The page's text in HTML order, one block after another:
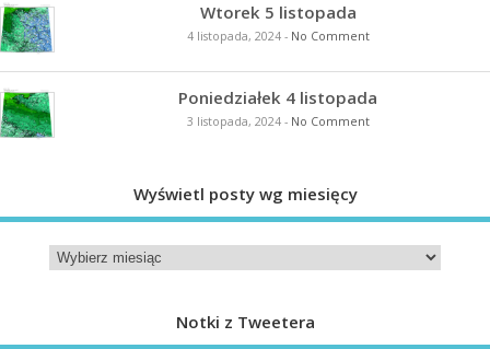
Wtorek 5 listopada
4 listopada, 2024- No Comment
Poniedziałek 4 listopada
3 listopada, 2024- No Comment
Wyświetl posty wg miesięcy
Notki z Tweetera